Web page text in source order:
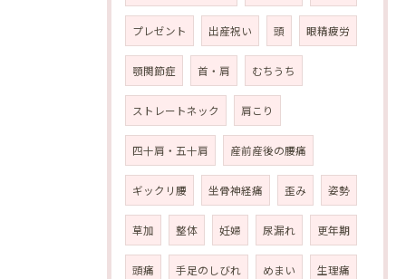
プレゼント 出産祝い 頭 眼精疲労
顎関節症 首・肩 むちうち
ストレートネック 肩こり
四十肩・五十肩 産前産後の腰痛
ギックリ腰 坐骨神経痛 歪み 姿勢
草加 整体 妊婦 尿漏れ 更年期
頭痛 手足のしびれ めまい 生理痛